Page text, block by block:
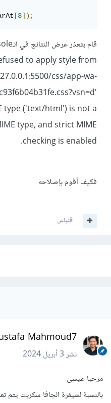
[3]);
قام بتعذر عرض النتائج في الـconsole, وأظهر لي النص التالي:
to apply style from
css/app-wa-
type ('text/html') is not a
type, and strict MIME
checking is enabled.
فكيف أقوم بإصلاحه
اقتباس
Mahmoud7
نشر3 أبريل 2024
مرحبا عيسى
بالنسبة لشيفرة الجافا سكربت يتم